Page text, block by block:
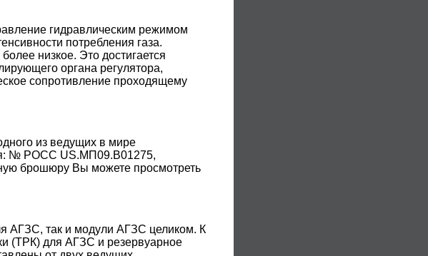
гидравлическим режимом
потребления газа.
низкое. Это достигается
органа регулятора,
сопротивление проходящему
из ведущих в мире
№ РОСС US.МП09.В01275,
брошюру Вы можете просмотреть
АГЗС, так и модули АГЗС целиком. К
(ТРК) для АГЗС и резервуарное